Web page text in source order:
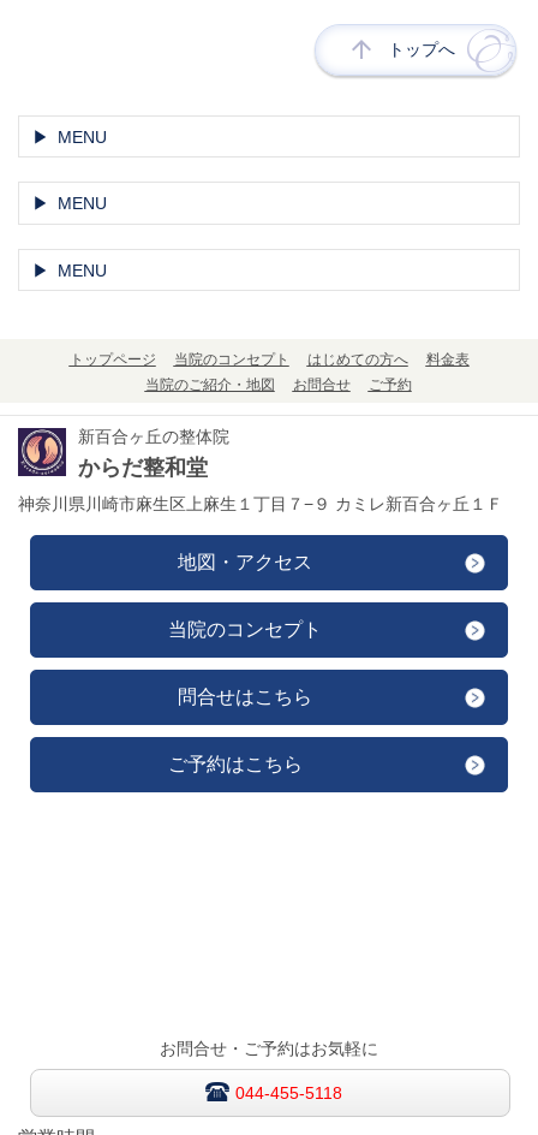
トップへ
MENU
MENU
MENU
トップページ 当院のコンセプト はじめての方へ
料金表
当院のご紹介・地図
お問合せ ご予約
新百合ヶ丘の整体院
からだ整和堂
神奈川県川崎市麻生区上麻生１丁目７−９ カミレ新百合ヶ丘１Ｆ
地図・アクセス
当院のコンセプト
問合せはこちら
ご予約はこちら
お問合せ・ご予約はお気軽に
044-455-5118